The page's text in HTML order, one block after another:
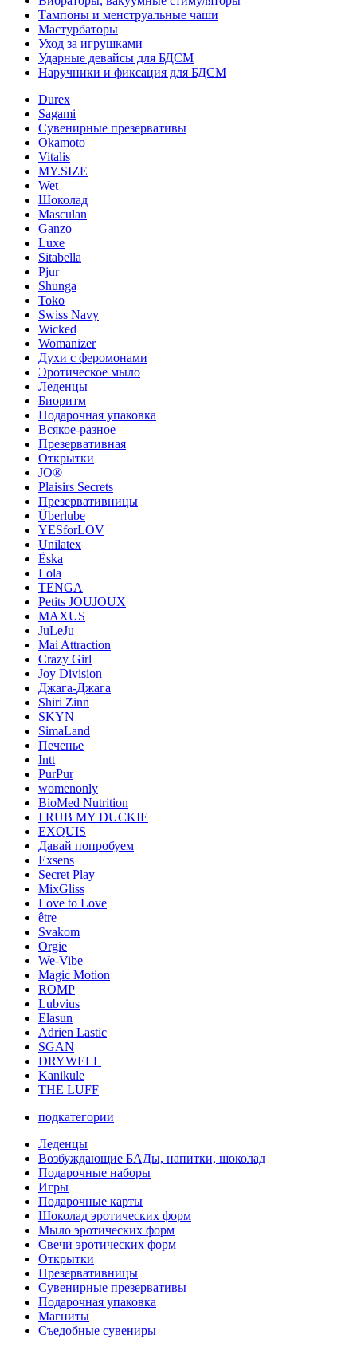
Тампоны и менструальные чаши
Мастурбаторы
Уход за игрушками
Ударные девайсы для БДСМ
Наручники и фиксация для БДСМ
Durex
Sagami
Сувенирные презервативы
Okamoto
Vitalis
MY.SIZE
Wet
Шоколад
Masculan
Ganzo
Luxe
Sitabella
Pjur
Shunga
Toko
Swiss Navy
Wicked
Womanizer
Духи с феромонами
Эротическое мыло
Леденцы
Биоритм
Подарочная упаковка
Всякое-разное
Презервативная
Открытки
JO®
Plaisirs Secrets
Презервативницы
Überlube
YESforLOV
Unilatex
Ёska
Lola
TENGA
Petits JOUJOUX
MAXUS
JuLeJu
Mai Attraction
Crazy Girl
Joy Division
Джага-Джага
Shiri Zinn
SKYN
SimaLand
Печенье
Intt
PurPur
womenonly
BioMed Nutrition
I RUB MY DUCKIE
EXQUIS
Давай попробуем
Exsens
Secret Play
MixGliss
Love to Love
être
Svakom
Orgie
We-Vibe
Magic Motion
ROMP
Lubvius
Elasun
Adrien Lastic
SGAN
DRYWELL
Kanikule
THE LUFF
подкатегории
Леденцы
Возбуждающие БАДы, напитки, шоколад
Подарочные наборы
Игры
Подарочные карты
Шоколад эротических форм
Мыло эротических форм
Свечи эротических форм
Открытки
Презервативницы
Сувенирные презервативы
Подарочная упаковка
Магниты
Съедобные сувениры